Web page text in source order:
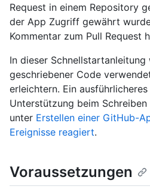
Request in einem Repository
der App Zugriff gewährt
Kommentar zum Pull Request
In dieser
geschriebener Code
erleichtern. Ein
Unterstützung beim
unter Erstellen einer GitHub-
Ereignisse reagiert.
Voraussetzungen